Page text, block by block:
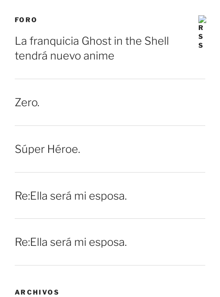
FORO
La franquicia Ghost in the Shell
tendrá nuevo anime
Zero.
Súper Héroe.
Re:Ella será mi esposa.
Re:Ella será mi esposa.
ARCHIVOS